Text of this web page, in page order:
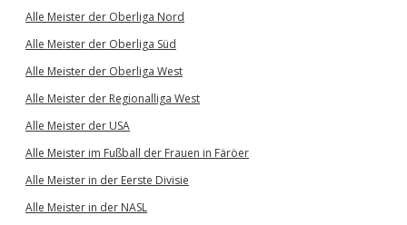
Alle Meister der Oberliga Nord
Alle Meister der Oberliga Süd
Alle Meister der Oberliga West
Alle Meister der Regionalliga West
Alle Meister der USA
Alle Meister im Fußball der Frauen in Färöer
Alle Meister in der Eerste Divisie
Alle Meister in der NASL